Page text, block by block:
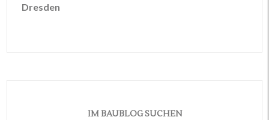
Dresden
IM BAUBLOG SUCHEN